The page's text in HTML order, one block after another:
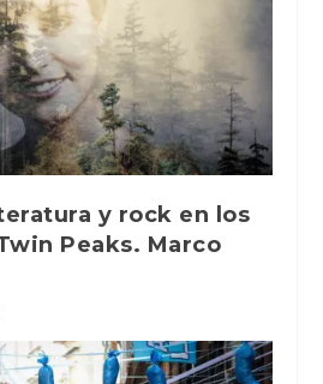
y rock en los
Peaks. Marco